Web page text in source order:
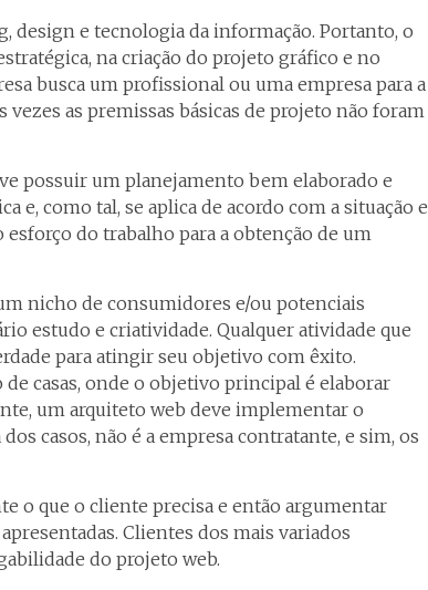
design e tecnologia da informação. Portanto, o
na criação do projeto gráfico e no
busca um profissional ou uma empresa para a
as premissas básicas de projeto não foram
possuir um planejamento bem elaborado e
e, como tal, se aplica de acordo com a situação e
do trabalho para a obtenção de um
nicho de consumidores e/ou potenciais
estudo e criatividade. Qualquer atividade que
para atingir seu objetivo com êxito.
casas, onde o objetivo principal é elaborar
um arquiteto web deve implementar o
casos, não é a empresa contratante, e sim, os
o que o cliente precisa e então argumentar
Clientes dos mais variados
do projeto web.